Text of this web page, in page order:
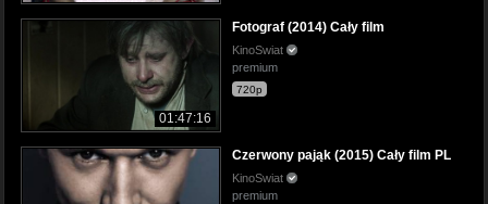
01:47:16
Fotograf (2014) Cały film
KinoSwiat
premium
720p
Czerwony pająk (2015) Cały film PL
KinoSwiat
premium